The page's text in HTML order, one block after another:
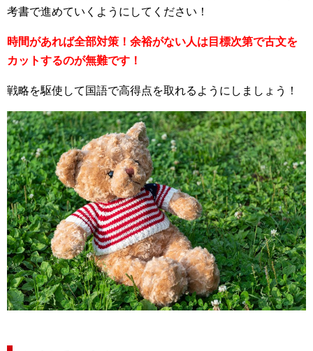
考書で進めていくようにしてください！
時間があれば全部対策！余裕がない人は目標次第で古文を
カットするのが無難です！
戦略を駆使して国語で高得点を取れるようにしましょう！